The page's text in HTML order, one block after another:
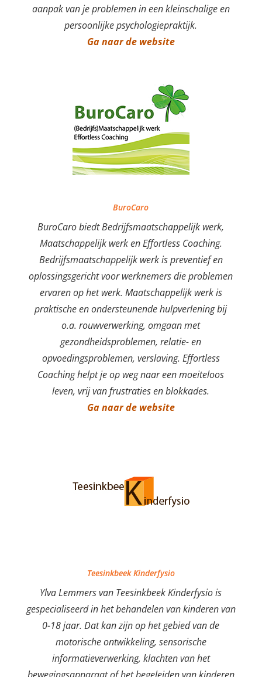
aanpak van je problemen in een kleinschalige en
persoonlijke psychologiepraktijk.
Ga naar de website
BuroCaro
BuroCaro biedt Bedrijfsmaatschappelijk werk,
Maatschappelijk werk en Effortless Coaching.
Bedrijfsmaatschappelijk werk is preventief en
oplossingsgericht voor werknemers die problemen
ervaren op het werk. Maatschappelijk werk is
praktische en ondersteunende hulpverlening bij
o.a. rouwverwerking, omgaan met
gezondheidsproblemen, relatie- en
opvoedingsproblemen, verslaving. Effortless
Coaching helpt je op weg naar een moeiteloos
leven, vrij van frustraties en blokkades.
Ga naar de website
Teesinkbeek Kinderfysio
Ylva Lemmers van Teesinkbeek Kinderfysio is
gespecialiseerd in het behandelen van kinderen van
0-18 jaar. Dat kan zijn op het gebied van de
motorische ontwikkeling, sensorische
informatieverwerking, klachten van het